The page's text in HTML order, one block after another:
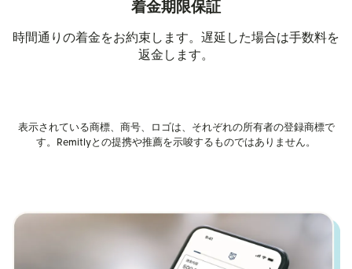
着金期限保証
時間通りの着金をお約束します。遅延した場合は手数料を
返金します。
表示されている商標、商号、ロゴは、それぞれの所有者の登録商標で
す。Remitlyとの提携や推薦を示唆するものではありません。